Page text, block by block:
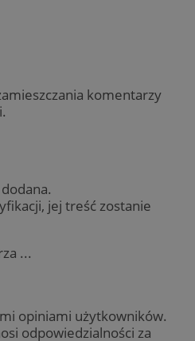
komentarzy
jej treść zostanie
...
opiniami użytkowników.
odpowiedzialności za